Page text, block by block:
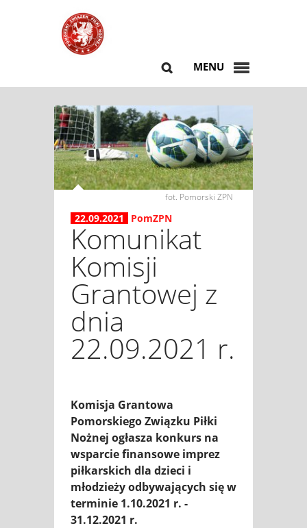
MENU
fot. Pomorski ZPN
22.09.2021 PomZPN
Komunikat
Komisji
Grantowej z
dnia
22.09.2021 r.
Komisja Grantowa
Pomorskiego Związku Piłki
Nożnej ogłasza konkurs na
wsparcie finansowe imprez
piłkarskich dla dzieci i
młodzieży odbywających się w
terminie 1.10.2021 r. -
31.12.2021 r.